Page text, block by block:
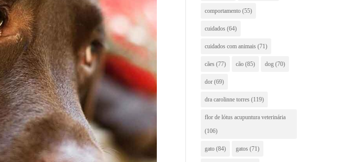
comportamento (55)
cuidados (64)
cuidados com animais (71)
cães (77) cão (85) dog (70)
dor (69)
dra carolinne torres (119)
flor de lótus acupuntura veterinária
(106)
gato (84) gatos (71)